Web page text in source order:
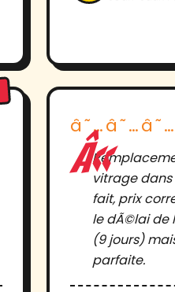
vitrage dans
fait, prix
le dÃ©lai de
(9 jours)
parfaite.